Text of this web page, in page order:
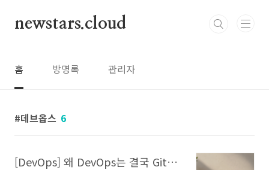
newstars.cloud
홈 방명록 관리자
데브옵스 6
[DevOps] 왜 DevOps는 결국 GitOps로 향하게 되었을까